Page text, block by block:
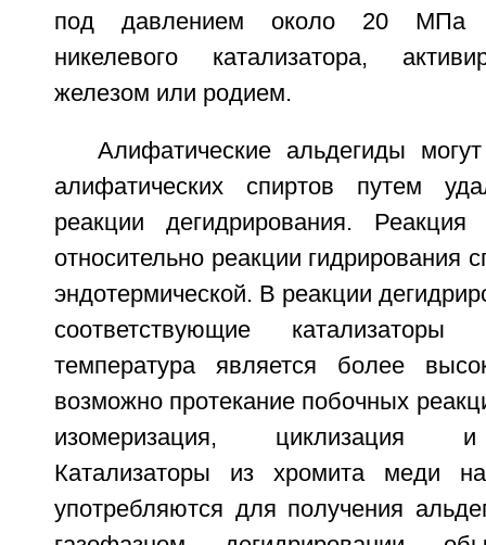
под давлением около 20 МПа с
никелевого катализатора,
железом или родием.
Алифатические альдегиды
алифатических спиртов путем
реакции дегидрирования. Реакция
относительно реакции гидрирования
эндотермической. В реакции
соответствующие
температура является более
возможно протекание побочных
изомеризация, циклизация и
Катализаторы из хромита меди
употребляются для получения